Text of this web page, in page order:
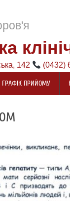
142 (0432)
ГРАФІК ПРИЙОМУ